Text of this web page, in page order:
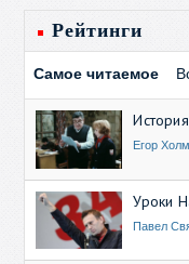
Рейтинги
Самое читаемое
Егор
Уроки
Павел